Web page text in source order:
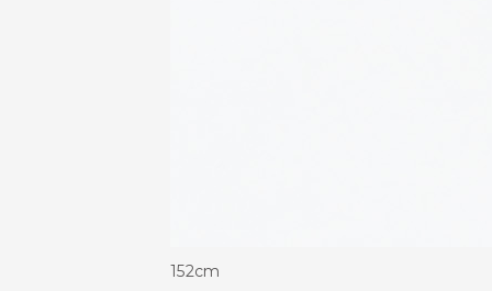
152cm